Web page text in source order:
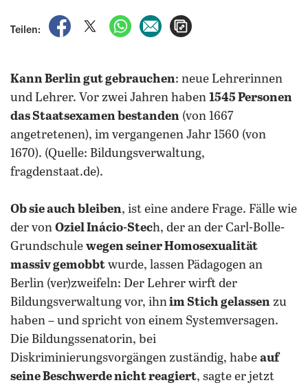
Teilen:
auf Facebook teilen
auf X teilenper WhatsApp teilen
per E-Mail teilen
Kann Berlin gut gebrauchen: neue Lehrerinnen
und Lehrer. Vor zwei Jahren haben 1545 Personen
das Staatsexamen bestanden (von 1667
angetretenen), im vergangenen Jahr 1560 (von
1670). (Quelle: Bildungsverwaltung,
fragdenstaat.de).
Ob sie auch bleiben, ist eine andere Frage. Fälle wie
der von Oziel Inácio-Stech, der an der Carl-Bolle-
Grundschule wegen seiner Homosexualität
massiv gemobbt wurde, lassen Pädagogen an
Berlin (ver)zweifeln: Der Lehrer wirft der
Bildungsverwaltung vor, ihnim Stich gelassen zu
haben – und spricht von einem Systemversagen.
Die Bildungssenatorin, bei
Diskriminierungsvorgängen zuständig, habe auf
seine Beschwerde nicht reagiert, sagte er jetzt